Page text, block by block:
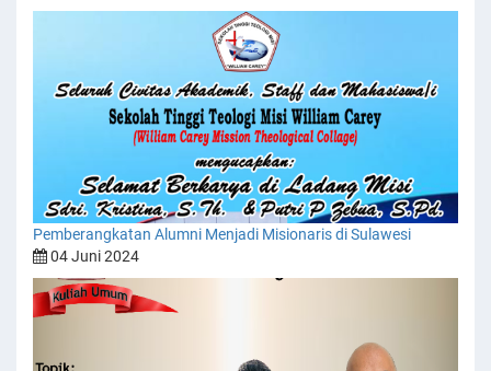
Pemberangkatan Alumni Menjadi Misionaris di Sulawesi
04 Juni 2024